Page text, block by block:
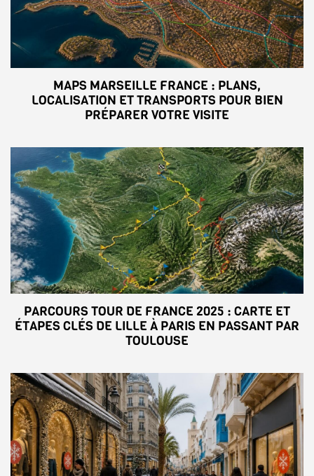
MAPS MARSEILLE FRANCE : PLANS,
LOCALISATION ET TRANSPORTS POUR BIEN
PRÉPARER VOTRE VISITE
PARCOURS TOUR DE FRANCE 2025 : CARTE ET
ÉTAPES CLÉS DE LILLE À PARIS EN PASSANT PAR
TOULOUSE